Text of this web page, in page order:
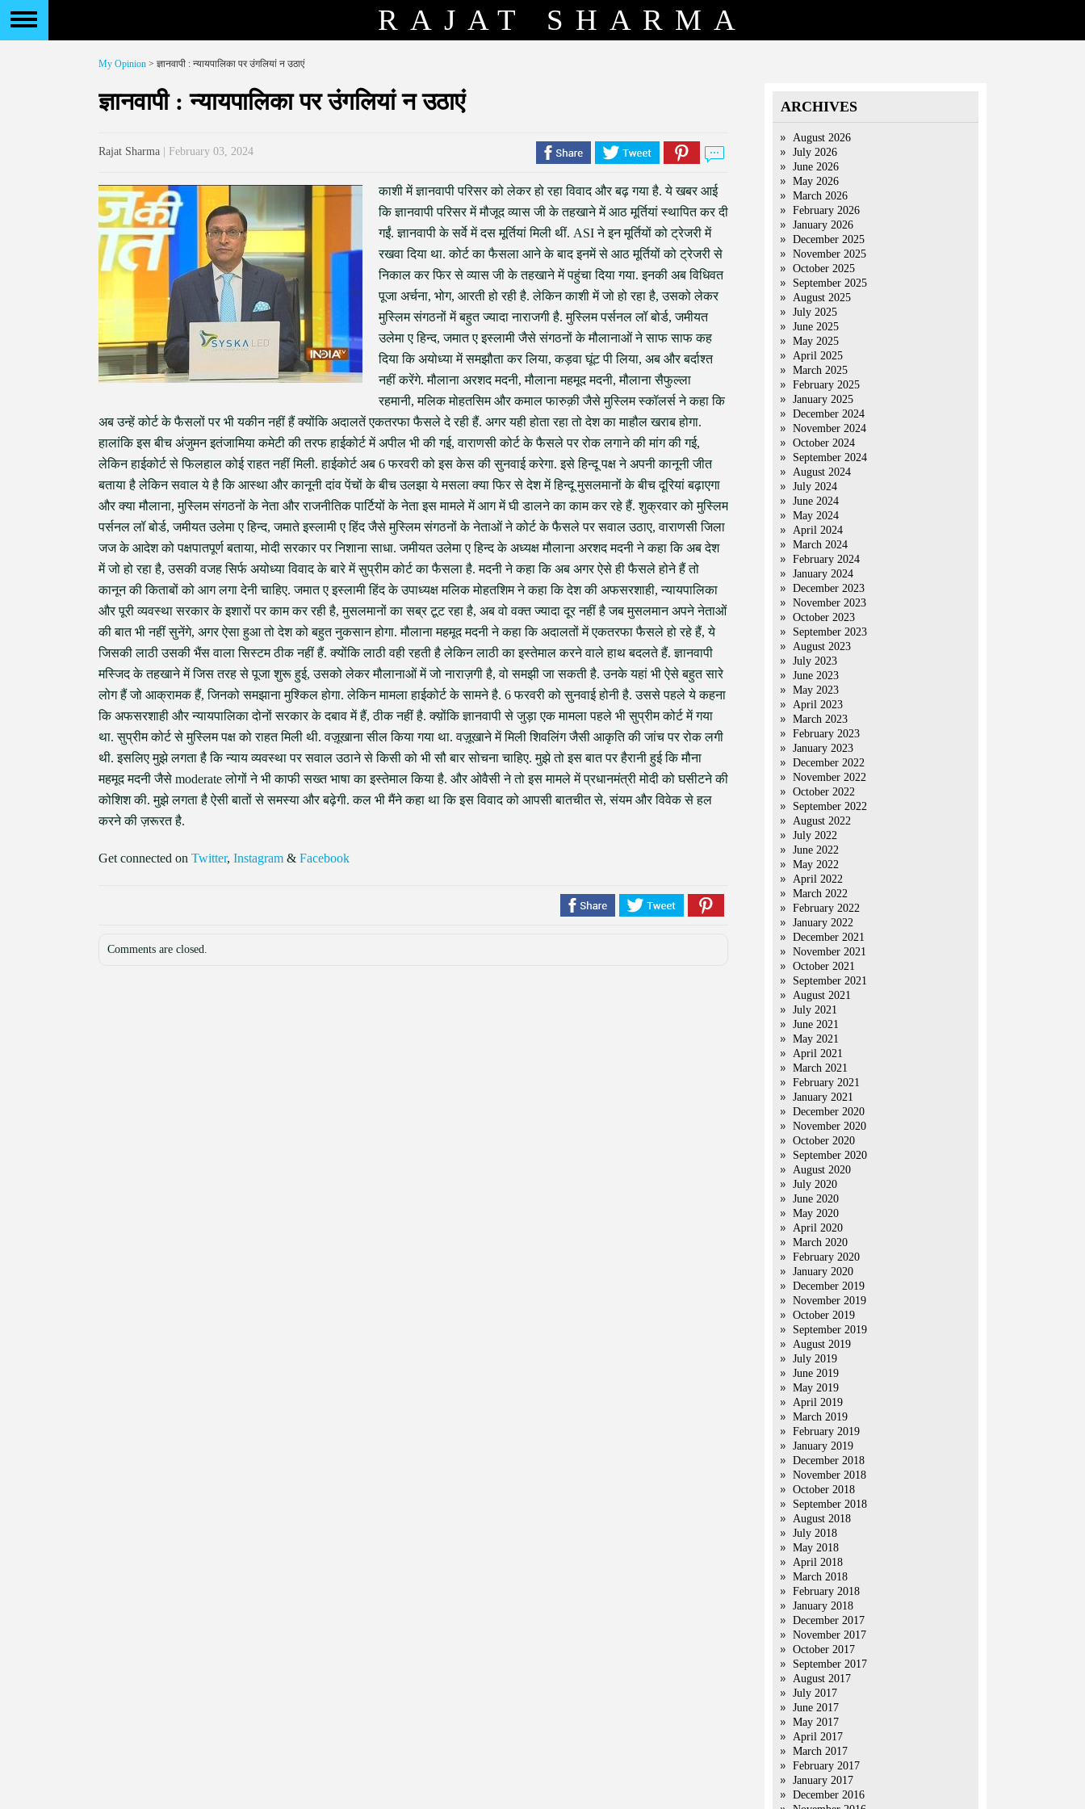
RAJAT SHARMA
My Opinion > ज्ञानवापी : न्यायपालिका पर उंगलियां न उठाएं
ज्ञानवापी : न्यायपालिका पर उंगलियां न उठाएं
Rajat Sharma | February 03, 2024
काशी में ज्ञानवापी परिसर को लेकर हो रहा विवाद और बढ़ गया है. ये खबर आई
कि ज्ञानवापी परिसर में मौजूद व्यास जी के तहखाने में आठ मूर्तियां स्थापित कर दी
गईं. ज्ञानवापी के सर्वे में दस मूर्तियां मिली थीं. ASI ने इन मूर्तियों को ट्रेजरी में
रखवा दिया था. कोर्ट का फैसला आने के बाद इनमें से आठ मूर्तियों को ट्रेजरी से
निकाल कर फिर से व्यास जी के तहखाने में पहुंचा दिया गया. इनकी अब विधिवत
पूजा अर्चना, भोग, आरती हो रही है. लेकिन काशी में जो हो रहा है, उसको लेकर
मुस्लिम संगठनों में बहुत ज्यादा नाराजगी है. मुस्लिम पर्सनल लॉ बोर्ड, जमीयत
उलेमा ए हिन्द, जमात ए इस्लामी जैसे संगठनों के मौलानाओं ने साफ साफ कह
दिया कि अयोध्या में समझौता कर लिया, कड़वा घूंट पी लिया, अब और बर्दाश्त
नहीं करेंगे. मौलाना अरशद मदनी, मौलाना महमूद मदनी, मौलाना सैफुल्ला
रहमानी, मलिक मोहतसिम और कमाल फारुक़ी जैसे मुस्लिम स्कॉलर्स ने कहा कि
अब उन्हें कोर्ट के फैसलों पर भी यकीन नहीं हैं क्योंकि अदालतें एकतरफा फैसले दे रही हैं. अगर यही होता रहा तो देश का माहौल खराब होगा.
हालांकि इस बीच अंजुमन इतंजामिया कमेटी की तरफ हाईकोर्ट में अपील भी की गई, वाराणसी कोर्ट के फैसले पर रोक लगाने की मांग की गई,
लेकिन हाईकोर्ट से फिलहाल कोई राहत नहीं मिली. हाईकोर्ट अब 6 फरवरी को इस केस की सुनवाई करेगा. इसे हिन्दू पक्ष ने अपनी कानूनी जीत
बताया है लेकिन सवाल ये है कि आस्था और कानूनी दांव पेंचों के बीच उलझा ये मसला क्या फिर से देश में हिन्दू मुसलमानों के बीच दूरियां बढ़ाएगा
और क्या मौलाना, मुस्लिम संगठनों के नेता और राजनीतिक पार्टियों के नेता इस मामले में आग में घी डालने का काम कर रहे हैं. शुक्रवार को मुस्लिम
पर्सनल लॉ बोर्ड, जमीयत उलेमा ए हिन्द, जमाते इस्लामी ए हिंद जैसे मुस्लिम संगठनों के नेताओं ने कोर्ट के फैसले पर सवाल उठाए, वाराणसी जिला
जज के आदेश को पक्षपातपूर्ण बताया, मोदी सरकार पर निशाना साधा. जमीयत उलेमा ए हिन्द के अध्यक्ष मौलाना अरशद मदनी ने कहा कि अब देश
में जो हो रहा है, उसकी वजह सिर्फ अयोध्या विवाद के बारे में सुप्रीम कोर्ट का फैसला है. मदनी ने कहा कि अब अगर ऐसे ही फैसले होने हैं तो
कानून की किताबों को आग लगा देनी चाहिए. जमात ए इस्लामी हिंद के उपाध्यक्ष मलिक मोहतशिम ने कहा कि देश की अफसरशाही, न्यायपालिका
और पूरी व्यवस्था सरकार के इशारों पर काम कर रही है, मुसलमानों का सब्र टूट रहा है, अब वो वक्त ज्यादा दूर नहीं है जब मुसलमान अपने नेताओं
की बात भी नहीं सुनेंगे, अगर ऐसा हुआ तो देश को बहुत नुकसान होगा. मौलाना महमूद मदनी ने कहा कि अदालतों में एकतरफा फैसले हो रहे हैं, ये
जिसकी लाठी उसकी भैंस वाला सिस्टम ठीक नहीं हैं. क्योंकि लाठी वही रहती है लेकिन लाठी का इस्तेमाल करने वाले हाथ बदलते हैं. ज्ञानवापी
मस्जिद के तहखाने में जिस तरह से पूजा शुरू हुई, उसको लेकर मौलानाओं में जो नाराज़गी है, वो समझी जा सकती है. उनके यहां भी ऐसे बहुत सारे
लोग हैं जो आक्रामक हैं, जिनको समझाना मुश्किल होगा. लेकिन मामला हाईकोर्ट के सामने है. 6 फरवरी को सुनवाई होनी है. उससे पहले ये कहना
कि अफसरशाही और न्यायपालिका दोनों सरकार के दबाव में हैं, ठीक नहीं है. क्य़ोंकि ज्ञानवापी से जुड़ा एक मामला पहले भी सुप्रीम कोर्ट में गया
था. सुप्रीम कोर्ट से मुस्लिम पक्ष को राहत मिली थी. वज़ूखाना सील किया गया था. वज़ूखाने में मिली शिवलिंग जैसी आकृति की जांच पर रोक लगी
थी. इसलिए मुझे लगता है कि न्याय व्यवस्था पर सवाल उठाने से किसी को भी सौ बार सोचना चाहिए. मुझे तो इस बात पर हैरानी हुई कि मौना
महमूद मदनी जैसे moderate लोगों ने भी काफी सख्त भाषा का इस्तेमाल किया है. और ओवैसी ने तो इस मामले में प्रधानमंत्री मोदी को घसीटने की
कोशिश की. मुझे लगता है ऐसी बातों से समस्या और बढ़ेगी. कल भी मैंने कहा था कि इस विवाद को आपसी बातचीत से, संयम और विवेक से हल
करने की ज़रूरत है.
Get connected on Twitter, Instagram & Facebook
Comments are closed.
ARCHIVES
August 2026
July 2026
June 2026
May 2026
March 2026
February 2026
January 2026
December 2025
November 2025
October 2025
September 2025
August 2025
July 2025
June 2025
May 2025
April 2025
March 2025
February 2025
January 2025
December 2024
November 2024
October 2024
September 2024
August 2024
July 2024
June 2024
May 2024
April 2024
March 2024
February 2024
January 2024
December 2023
November 2023
October 2023
September 2023
August 2023
July 2023
June 2023
May 2023
April 2023
March 2023
February 2023
January 2023
December 2022
November 2022
October 2022
September 2022
August 2022
July 2022
June 2022
May 2022
April 2022
March 2022
February 2022
January 2022
December 2021
November 2021
October 2021
September 2021
August 2021
July 2021
June 2021
May 2021
April 2021
March 2021
February 2021
January 2021
December 2020
November 2020
October 2020
September 2020
August 2020
July 2020
June 2020
May 2020
April 2020
March 2020
February 2020
January 2020
December 2019
November 2019
October 2019
September 2019
August 2019
July 2019
June 2019
May 2019
April 2019
March 2019
February 2019
January 2019
December 2018
November 2018
October 2018
September 2018
August 2018
July 2018
May 2018
April 2018
March 2018
February 2018
January 2018
December 2017
November 2017
October 2017
September 2017
August 2017
July 2017
June 2017
May 2017
April 2017
March 2017
February 2017
January 2017
December 2016